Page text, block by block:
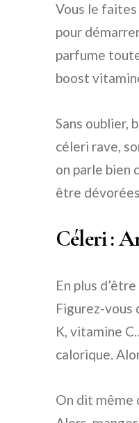
Vous le
pour
parfume
boost
Sans oublier,
céleri rave,
on parle bien
être
Céleri :
En plus
Figurez-vous
K, vitamine
calorique.
On dit même